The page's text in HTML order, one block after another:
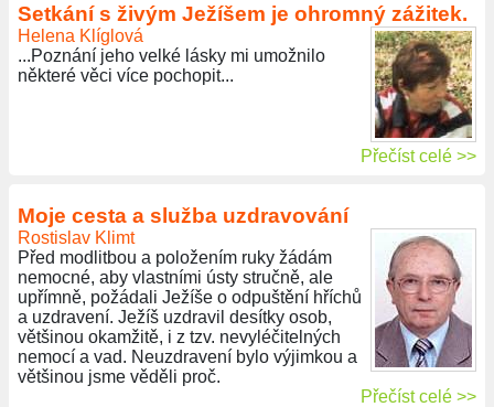
Setkání s živým Ježíšem je ohromný zážitek.
Helena Klíglová
...Poznání jeho velké lásky mi umožnilo
některé věci více pochopit...
Přečíst celé >>
Moje cesta a služba uzdravování
Rostislav Klimt
Před modlitbou a položením ruky žádám
nemocné, aby vlastními ústy stručně, ale
upřímně, požádali Ježíše o odpuštění hříchů
a uzdravení. Ježíš uzdravil desítky osob,
většinou okamžitě, i z tzv. nevyléčitelných
nemocí a vad. Neuzdravení bylo výjimkou a
většinou jsme věděli proč.
Přečíst celé >>